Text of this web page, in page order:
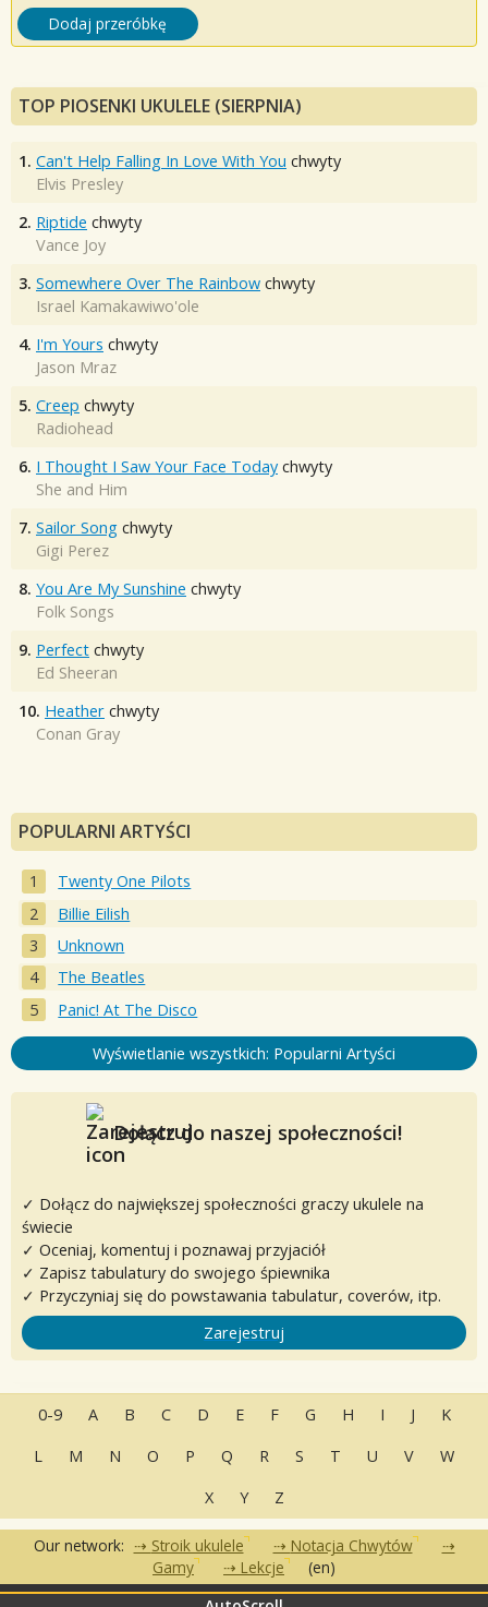
Dodaj przeróbkę
TOP PIOSENKI UKULELE (SIERPNIA)
1. Can't Help Falling In Love With You chwyty
Elvis Presley
2. Riptide chwyty
Vance Joy
3. Somewhere Over The Rainbow chwyty
Israel Kamakawiwo'ole
4. I'm Yours chwyty
Jason Mraz
5. Creep chwyty
Radiohead
6. I Thought I Saw Your Face Today chwyty
She and Him
7. Sailor Song chwyty
Gigi Perez
8. You Are My Sunshine chwyty
Folk Songs
9. Perfect chwyty
Ed Sheeran
10. Heather chwyty
Conan Gray
POPULARNI ARTYŚCI
Twenty One Pilots
Billie Eilish
Unknown
The Beatles
Panic! At The Disco
Wyświetlanie wszystkich: Popularni Artyści
Dołącz do naszej społeczności!
✓ Dołącz do największej społeczności graczy ukulele na
świecie
✓ Oceniaj, komentuj i poznawaj przyjaciół
✓ Zapisz tabulatury do swojego śpiewnika
✓ Przyczyniaj się do powstawania tabulatur, coverów, itp.
Zarejestruj
0-9 A B C D E F G H I J
K
L
M N O P Q R S T U V
W
X
Y Z
Our network: Stroik ukulele
Notacja Chwytów
Gamy
Lekcje (en)